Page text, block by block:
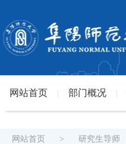
网站首页 部门概况
网站首页 > 研究生导师